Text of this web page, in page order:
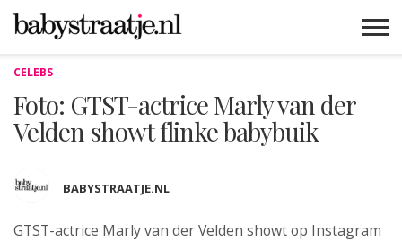
CELEBS
Foto: GTST-actrice Marly van der
Velden showt flinke babybuik
BABYSTRAATJE.NL
GTST-actrice Marly van der Velden showt op Instagram